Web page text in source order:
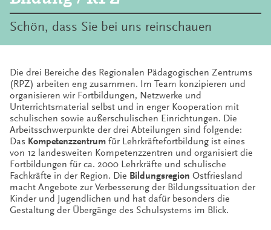
Schön, dass Sie bei uns reinschauen
Die drei Bereiche des Regionalen Pädagogischen Zentrums
(RPZ) arbeiten eng zusammen. Im Team konzipieren und
organisieren wir Fortbildungen, Netzwerke und
Unterrichtsmaterial selbst und in enger Kooperation mit
schulischen sowie außerschulischen Einrichtungen. Die
Arbeitsschwerpunkte der drei Abteilungen sind folgende:
Das Kompetenzzentrum für Lehrkräftefortbildung ist eines
von 12 landesweiten Kompetenzzentren und organisiert die
Fortbildungen für ca. 2000 Lehrkräfte und schulische
Fachkräfte in der Region. Die Bildungsregion Ostfriesland
macht Angebote zur Verbesserung der Bildungssituation der
Kinder und Jugendlichen und hat dafür besonders die
Gestaltung der Übergänge des Schulsystems im Blick.